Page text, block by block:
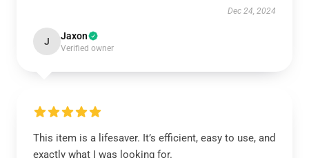
Dec 24, 2024
J Jaxon
Verified owner
This item is a lifesaver. It’s efficient, easy to use, and
exactly what I was looking for.